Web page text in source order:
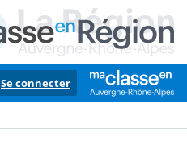
Se connecter